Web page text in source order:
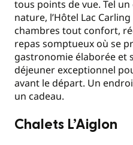
tous points de vue. Tel
nature, l’Hôtel Lac
chambres tout confort,
repas somptueux où se
gastronomie élaborée et
déjeuner exceptionnel
avant le départ. Un
un cadeau.
Chalets L’Aiglon